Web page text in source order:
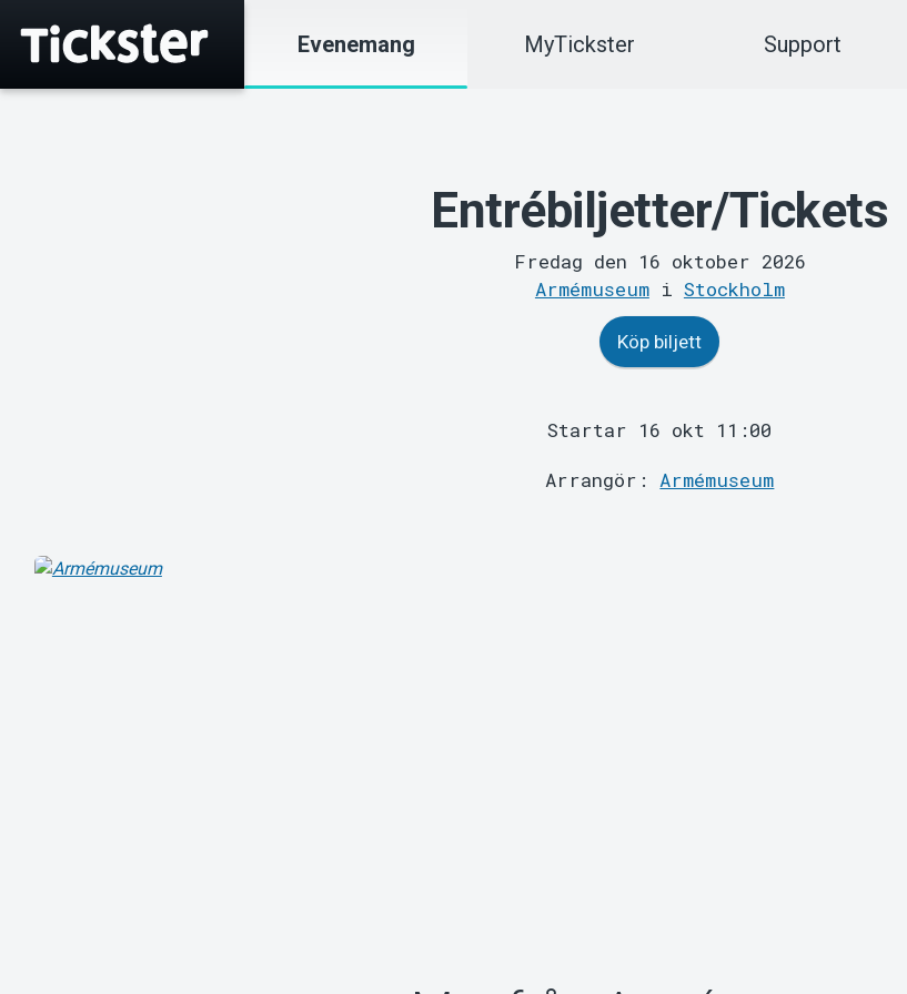
Evenemang MyTickster Support
Entrébiljetter/Tickets
Fredag den 16 oktober 2026
Armémuseumi Stockholm
Köp biljett
Startar 16 okt 11:00
Arrangör:Armémuseum